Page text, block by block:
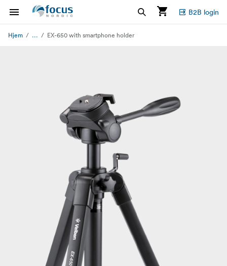
B2B login
Hjem ... EX-650 with smartphone holder